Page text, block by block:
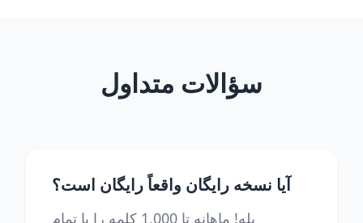
سؤالات متداول
آیا نسخه رایگان واقعاً رایگان است؟
بله! ماهانه تا 1,000 کلمه را با تمام